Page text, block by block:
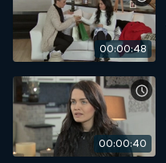
00:00:48
00:00:40